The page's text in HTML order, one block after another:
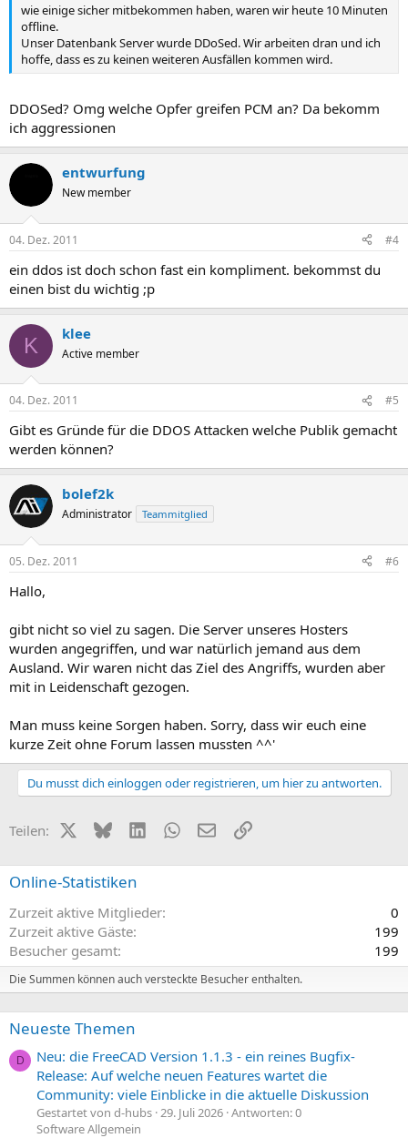
wie einige sicher mitbekommen haben, waren wir heute 10 Minuten
offline.
Unser Datenbank Server wurde DDoSed. Wir arbeiten dran und ich
hoffe, dass es zu keinen weiteren Ausfällen kommen wird.
DDOSed? Omg welche Opfer greifen PCM an? Da bekomm
ich aggressionen
entwurfung
New member
04. Dez. 2011 #4
ein ddos ist doch schon fast ein kompliment. bekommst du
einen bist du wichtig ;p
K klee
Active member
04. Dez. 2011 #5
Gibt es Gründe für die DDOS Attacken welche Publik gemacht
werden können?
bolef2k
Administrator Teammitglied
05. Dez. 2011 #6
Hallo,
gibt nicht so viel zu sagen. Die Server unseres Hosters
wurden angegriffen, und war natürlich jemand aus dem
Ausland. Wir waren nicht das Ziel des Angriffs, wurden aber
mit in Leidenschaft gezogen.
Man muss keine Sorgen haben. Sorry, dass wir euch eine
kurze Zeit ohne Forum lassen mussten ^^'
Du musst dich einloggen oder registrieren, um hier zu antworten.
Teilen: X (Twitter)
BlueskyLinkedInWhatsApp
E-MailLink
Online-Statistiken
Zurzeit aktive Mitglieder
0
Zurzeit aktive Gäste
199
Besucher gesamt
199
Die Summen können auch versteckte Besucher enthalten.
Neueste Themen
D
Neu: die FreeCAD Version 1.1.3 - ein reines Bugfix-
Release: Auf welche neuen Features wartet die
Community: viele Einblicke in die aktuelle Diskussion
Gestartet von d-hubs 29. Juli 2026 Antworten: 0
Software Allgemein